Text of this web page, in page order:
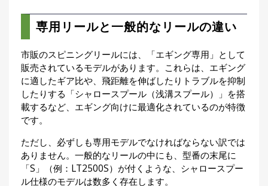
専用リールと一般的なリールの違い
市販のスピニングリールには、「エギング専用」として
販売されているモデルがあります。これらは、エギング
に適したギア比や、飛距離を伸ばしたりトラブルを抑制
したりする「シャロースプール（浅溝スプール）」を搭
載するなど、エギング向けに最適化されているのが特徴
です。
ただし、必ずしも専用モデルでなければならない訳では
ありません。一般的なリールの中にも、型番の末尾に
「S」（例：LT2500S）が付くような、シャロースプー
ル仕様のモデルは数多く存在します。